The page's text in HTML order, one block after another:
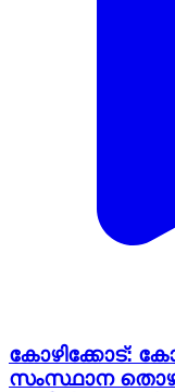
കോഴിക്കോട്:
സംസ്ഥാന